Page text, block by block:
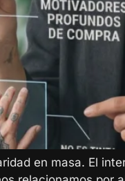
en masa. El